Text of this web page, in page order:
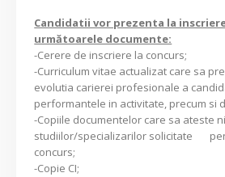
Candidatii vor prezenta la
următoarele documente:
-Cerere de inscriere la concurs;
-Curriculum vitae actualizat care sa
evolutia carierei profesionale a
performantele in activitate, precum si
-Copiile documentelor care sa ateste
studiilor/specializarilor solicitate
concurs;
-Copie CI;